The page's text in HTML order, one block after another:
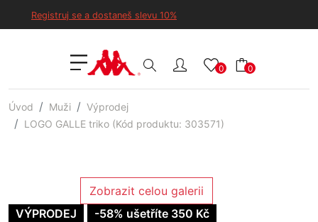
Registruj se a dostaneš slevu 10%
0 0
Úvod Muži
Výprodej
LOGO GALLE triko (Kód produktu: 303571)
Zobrazit celou galerii
VÝPRODEJ
-58% ušetříte 350 Kč